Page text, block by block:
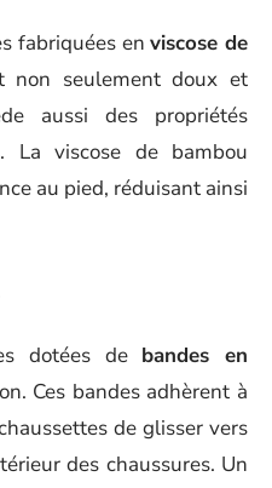
fabriquées enviscose de
non seulement doux et
aussi des propriétés
La viscose de bambou
au pied, réduisant ainsi
dotées de bandes en
Ces bandes adhèrent à
de glisser vers
des chaussures. Un